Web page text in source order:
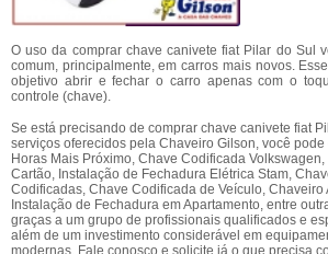
O uso da comprar chave canivete fiat Pilar do Sul
comum, principalmente, em carros mais novos.
objetivo abrir e fechar o carro apenas com o
controle (chave).
Se está precisando de comprar chave canivete fiat
serviços oferecidos pela Chaveiro Gilson, você
Horas Mais Próximo, Chave Codificada
Cartão, Instalação de Fechadura Elétrica Stam,
Codificadas, Chave Codificada de Veículo, Chaveiro
Instalação de Fechadura em Apartamento, entre
graças a um grupo de profissionais qualificados e
além de um investimento considerável em
modernas. Fale conosco e solicite já o que precisa